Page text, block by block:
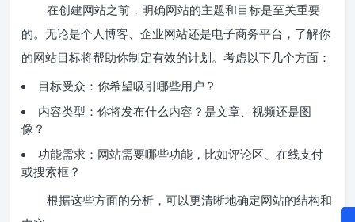
在创建网站之前，明确网站的主题和目标是至关重要
的。无论是个人博客、企业网站还是电子商务平台，了解你
的网站目标将帮助你制定有效的计划。考虑以下几个方面：
目标受众：你希望吸引哪些用户？
内容类型：你将发布什么内容？是文章、视频还是图
像？
功能需求：网站需要哪些功能，比如评论区、在线支付
或搜索框？
根据这些方面的分析，可以更清晰地确定网站的结构和